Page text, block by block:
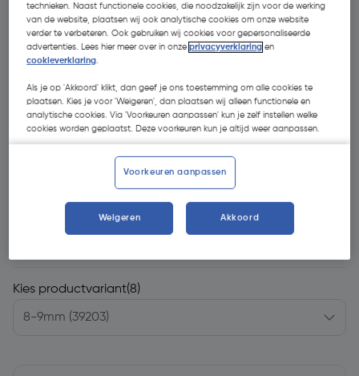
€ 5,89| Excl. btw € 4,87
Kies productvariant(8)
technieken. Naast functionele cookies, die noodzakelijk zijn voor de werking
van de website, plaatsen wij ook analytische cookies om onze website
verder te verbeteren. Ook gebruiken wij cookies voor gepersonaliseerde
advertenties. Lees hier meer over in onzeprivacyverklaring en
cookieverklaring.
Als je op 'Akkoord' klikt, dan geef je ons toestemming om alle cookies te
plaatsen. Kies je voor 'Weigeren', dan plaatsen wij alleen functionele en
analytische cookies. Via 'Voorkeuren aanpassen' kun je zelf instellen welke
cookies worden geplaatst. Deze voorkeuren kun je altijd weer aanpassen.
Voorkeuren aanpassen
Weigeren Akkoord